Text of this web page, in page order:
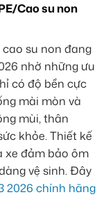
Cao su non
su non đang
nhờ những ưu
có độ bền cực
mài mòn và
mùi, thân
khỏe. Thiết kế
xe đảm bảo ôm
vệ sinh. Đây
2026 chính hãng